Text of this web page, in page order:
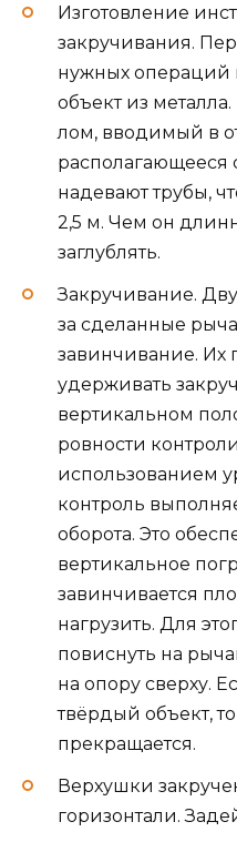
Изготовление
закручивания.
нужных операций
объект из
лом, вводимый в
располагающееся
надевают трубы,
2,5 м. Чем он
заглублять.
Закручивание.
за сделанные
завинчивание. Их
удерживать
вертикальном
ровности
использованием
контроль
оборота. Это
вертикальное
завинчивается
нагрузить. Для
повиснуть на
на опору сверху.
твёрдый объект,
прекращается.
Верхушки
горизонтали.